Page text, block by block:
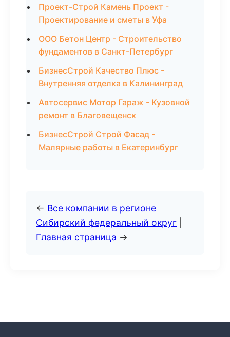
Проект-Строй Камень Проект -
Проектирование и сметы в Уфа
ООО Бетон Центр - Строительство
фундаментов в Санкт-Петербург
БизнесСтрой Качество Плюс -
Внутренняя отделка в Калининград
Автосервис Мотор Гараж - Кузовной
ремонт в Благовещенск
БизнесСтрой Строй Фасад -
Малярные работы в Екатеринбург
← Все компании в регионе
Сибирский федеральный округ
Главная страница →